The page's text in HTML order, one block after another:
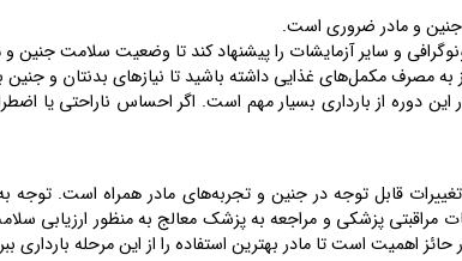
جنین و مادر ضروری است.
و سایر آزمایشات را پیشنهاد کند تا وضعیت سلامت جنین و
مکمل‌های غذایی داشته باشید تا نیازهای بدنتان و
دوره از بارداری بسیار مهم است. اگر احساس ناراحتی یا
قابل توجه در جنین و تجربه‌های مادر همراه است. توجه
مراقبتی پزشکی و مراجعه به پزشک معالج به منظور ارزیابی
اهمیت است تا مادر بهترین استفاده را از این مرحله بارداری